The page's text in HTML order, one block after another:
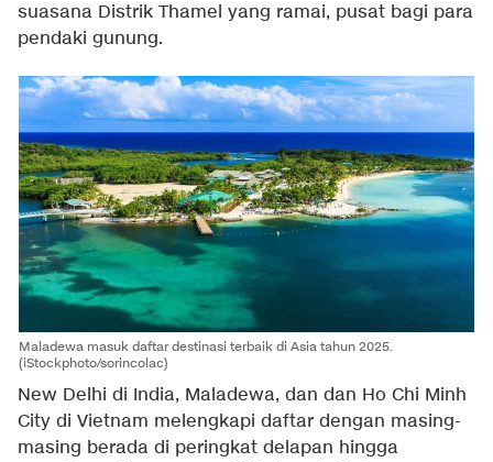
suasana Distrik Thamel yang ramai, pusat bagi para
pendaki gunung.
Maladewa masuk daftar destinasi terbaik di Asia tahun 2025.
(iStockphoto/sorincolac)
New Delhi di India, Maladewa, dan dan Ho Chi Minh
City di Vietnam melengkapi daftar dengan masing-
masing berada di peringkat delapan hingga